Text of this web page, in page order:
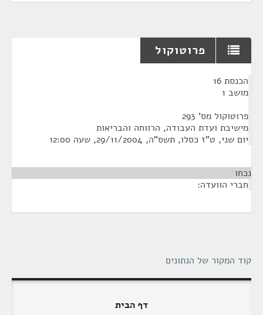
פרוטוקול
הכנסת 16
מושב 1
פרוטוקול מס' 293
מישיבת ועדת העבודה, הרווחה והבריאות
יום שני, ט"ז כסלו, תשס"ה, 29/11/2004, שעה 12:00
נכחו
חברי הוועדה:
קוד המקור של הנתונים
דף הבית